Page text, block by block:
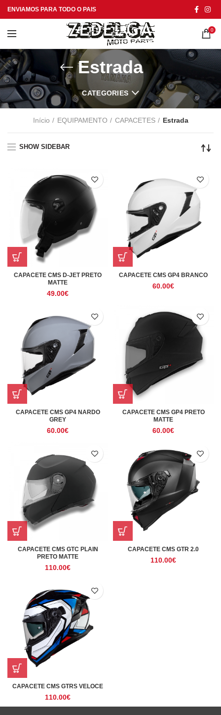
ENVIAMOS PARA TODO O PAIS
0
Estrada
CATEGORIES
Início EQUIPAMENTO CAPACETES Estrada
SHOW SIDEBAR
CAPACETE CMS D-JET PRETO
MATTE
49.00€
CAPACETE CMS GP4 BRANCO
60.00€
CAPACETE CMS GP4 NARDO
GREY
60.00€
CAPACETE CMS GP4 PRETO
MATTE
60.00€
CAPACETE CMS GTC PLAIN
PRETO MATTE
110.00€
CAPACETE CMS GTR 2.0
110.00€
CAPACETE CMS GTRS VELOCE
110.00€